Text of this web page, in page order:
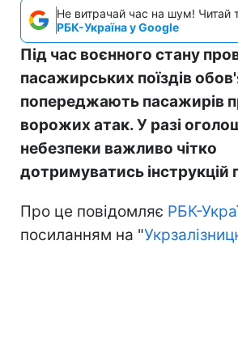
Не витрачай час на шум! Читай
РБК-Україна у Google
Під час воєнного стану
пасажирських поїздів
попереджають пасажирів
ворожих атак. У разі
небезпеки важливо чітко
дотримуватись інструкцій
Про це повідомляє РБК-
посиланням на "